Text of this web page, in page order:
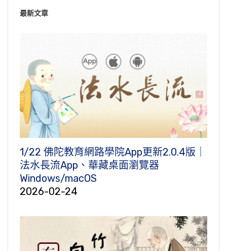
最新文章
1/22 佛陀教育網路學院App更新2.0.4版｜
法水長流App、華藏桌面瀏覽器
Windows/macOS
2026-02-24